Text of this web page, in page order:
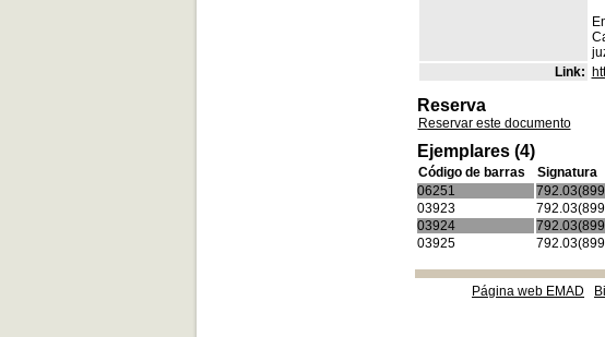
Link:
Reserva
Reservar este documento
Ejemplares (4)
Código de barras Signatura
06251
03923
03924
03925
Página web EMAD